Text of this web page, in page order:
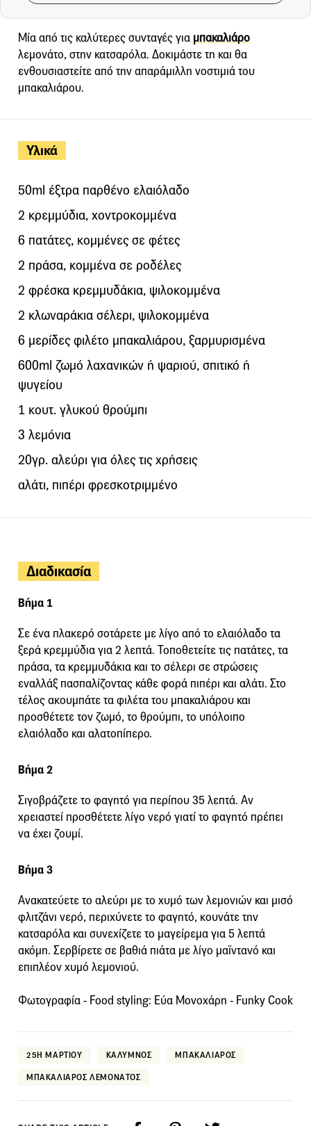
Υλικά
50ml έξτρα παρθένο ελαιόλαδο
2 κρεμμύδια, χοντροκομμένα
6 πατάτες, κομμένες σε φέτες
2 πράσα, κομμένα σε ροδέλες
2 φρέσκα κρεμμυδάκια, ψιλοκομμένα
2 κλωναράκια σέλερι, ψιλοκομμένα
6 μερίδες φιλέτο μπακαλιάρου, ξαρμυρισμένα
600ml ζωμό λαχανικών ή ψαριού, σπιτικό ή
ψυγείου
1 κουτ. γλυκού θρούμπι
3 λεμόνια
20γρ. αλεύρι για όλες τις χρήσεις
αλάτι, πιπέρι φρεσκοτριμμένο
Μία από τις καλύτερες συνταγές για μπακαλιάρο
λεμονάτο, στην κατσαρόλα. Δοκιμάστε τη και θα
ενθουσιαστείτε από την απαράμιλλη νοστιμιά του
μπακαλιάρου.
Διαδικασία
Βήμα 1
Σε ένα πλακερό σοτάρετε με λίγο από το ελαιόλαδο τα
ξερά κρεμμύδια για 2 λεπτά. Τοποθετείτε τις πατάτες, τα
πράσα, τα κρεμμυδάκια και το σέλερι σε στρώσεις
εναλλάξ πασπαλίζοντας κάθε φορά πιπέρι και αλάτι. Στο
τέλος ακουμπάτε τα φιλέτα του μπακαλιάρου και
προσθέτετε τον ζωμό, το θρούμπι, το υπόλοιπο
ελαιόλαδο και αλατοπίπερο.
Βήμα 2
Σιγοβράζετε το φαγητό για περίπου 35 λεπτά. Αν
χρειαστεί προσθέτετε λίγο νερό γιατί το φαγητό πρέπει
να έχει ζουμί.
Βήμα 3
Ανακατεύετε το αλεύρι με το χυμό των λεμονιών και μισό
φλιτζάνι νερό, περιχύνετε το φαγητό, κουνάτε την
κατσαρόλα και συνεχίζετε το μαγείρεμα για 5 λεπτά
ακόμη. Σερβίρετε σε βαθιά πιάτα με λίγο μαϊντανό και
επιπλέον χυμό λεμονιού.
Φωτογραφία - Food styling: Εύα Μονοχάρη - Funky Cook
25Η ΜΑΡΤΙΟΥ ΚΑΛΥΜΝΟΣ ΜΠΑΚΑΛΙΑΡΟΣ
ΜΠΑΚΑΛΙΑΡΟΣ ΛΕΜΟΝΑΤΟΣ